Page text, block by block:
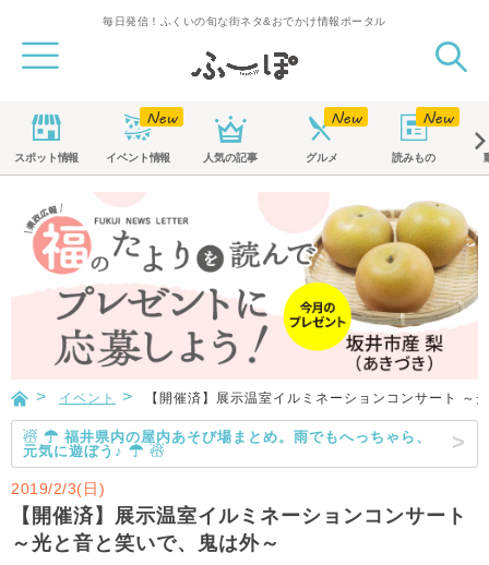
毎日発信！ふくいの旬な街ネタ&おでかけ情報ポータル
スポット情報 イベント情報 人気の記事 グルメ 読みもの
イベント 【開催済】展示温室イルミネーションコンサート ～
☃ ☂ 福井県内の屋内あそび場まとめ。雨でもへっちゃら、
元気に遊ぼう♪ ☂ ☃
2019/2/3(日)
【開催済】展示温室イルミネーションコンサート
～光と音と笑いで、鬼は外～